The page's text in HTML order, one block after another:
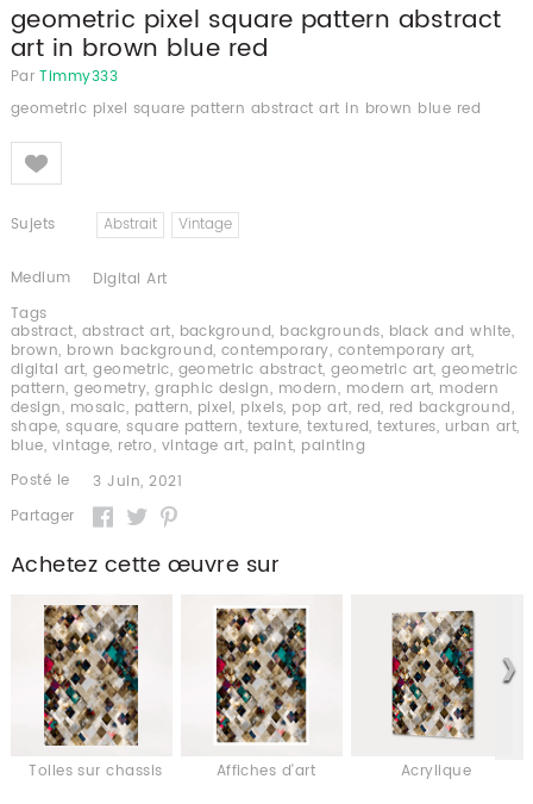
geometric pixel square pattern abstract
art in brown blue red
Par Timmy333
geometric pixel square pattern abstract art in brown blue red
Like
Sujets Abstrait Vintage
Medium
Digital Art
Tags
abstract, abstract art, background, backgrounds, black and white,
brown, brown background, contemporary, contemporary art,
digital art,geometric, geometric abstract,geometric art,geometric
pattern,geometry,graphic design, modern, modern art, modern
design, mosaic, pattern, pixel, pixels, pop art, red, red background,
shape,square,square pattern, texture,textured,textures, urban art,
blue, vintage, retro, vintage art, paint, painting
Posté le
3 Juin, 2021
Partager
Achetez cette œuvre sur
Toiles sur chassis Affiches d'art Acrylique